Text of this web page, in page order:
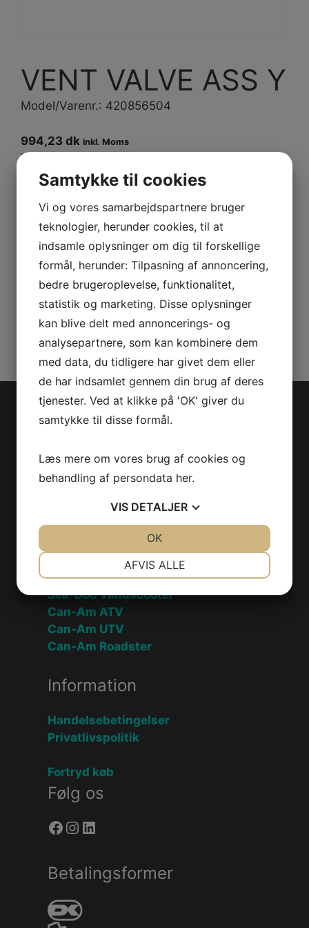
VENT VALVE ASS Y
Model/Varenr.: 420856504
994,23 dk inkl. Moms
795,38 dk
Bestillingsvare
-
VENT
VALVE
ASS
Y
antal
+ Tilføj til kurv
Varenummer (SKU):420856504
Kategorier: PWC, Reservedele
Jet-Trade Powersport
Jegstrupvej 280
8361 Hasselager
info@jettrade.dk
CVR-nummer: 27233678
Produkter
Sea-Doo Vandscooter
Can-Am ATV
Can-Am UTV
Can-Am Roadster
Information
Handelsebetingelser
Privatlivspolitik
Fortryd køb
Følg os
Facebook
Instagram
LinkedIn
Betalingsformer
Samtykke til cookies
Vi og vores samarbejdspartnere bruger
teknologier, herunder cookies, til at
indsamle oplysninger om dig til forskellige
formål, herunder: Tilpasning af annoncering,
bedre brugeroplevelse, funktionalitet,
statistik og marketing. Disse oplysninger
kan blive delt med annoncerings- og
analysepartnere, som kan kombinere dem
med data, du tidligere har givet dem eller
de har indsamlet gennem din brug af deres
tjenester. Ved at klikke på 'OK' giver du
samtykke til disse formål.
Læs mere om vores brug af cookies og
behandling af persondata her.
VIS DETALJER
MARKETING
AFVIS ALLE
OK